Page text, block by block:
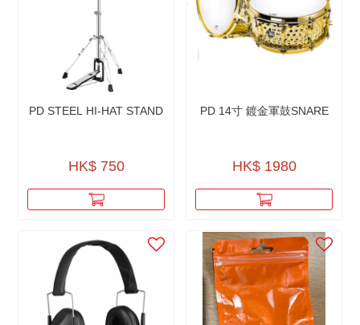
PD STEEL HI-HAT STAND
HK$ 750
PD 14寸 鍍金軍鼓SNARE
HK$ 1980